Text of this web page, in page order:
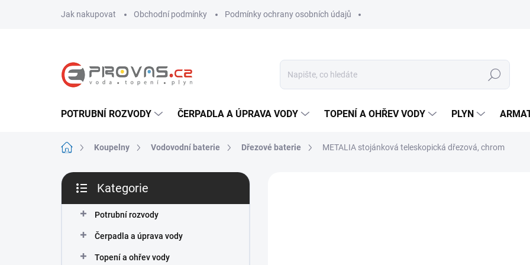
Jak nakupovat Obchodní podmínky Podmínky ochrany osobních údajů
Hledat
POTRUBNÍ ROZVODY ČERPADLA A ÚPRAVA VODY TOPENÍ A OHŘEV VODY PLYN
Domů Koupelny Vodovodní baterie Dřezové baterie METALIA stojánková teleskopická dřezová, chrom
P
s
kategorie
Kategorie
Potrubní rozvody
Čerpadla a úprava vody
Topení a ohřev vody